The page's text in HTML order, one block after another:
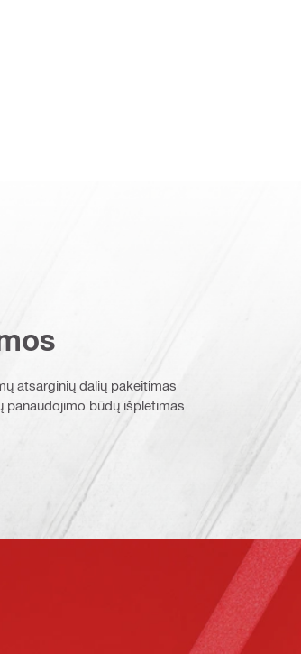
atsarginių dalių pakeitimas
panaudojimo būdų išplėtimas